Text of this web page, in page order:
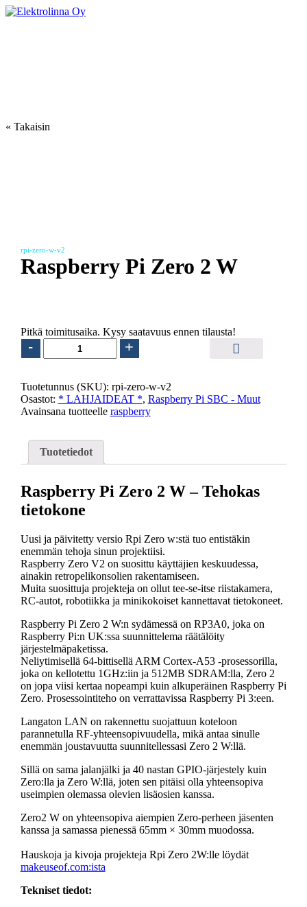
Skip
« Takaisin
rpi-zero-w-v2
Raspberry Pi Zero 2 W
Pitkä toimitusaika. Kysy saatavuus ennen tilausta!
-
Pi
2
W
määrä
+
Tuotetunnus (SKU): rpi-zero-w-v2
Osastot: * LAHJAIDEAT *, Raspberry Pi SBC - Muut
Avainsana tuotteelle raspberry
Tuotetiedot
Raspberry Pi Zero 2 W – Tehokas
tietokone
Uusi ja päivitetty versio Rpi Zero w:stä tuo entistäkin
enemmän tehoja sinun projektiisi.
Raspberry Zero V2 on suosittu käyttäjien keskuudessa,
ainakin retropelikonsolien rakentamiseen.
Muita suosittuja projekteja on ollut tee-se-itse riistakamera,
RC-autot, robotiikka ja minikokoiset kannettavat tietokoneet.
Raspberry Pi Zero 2 W:n sydämessä on RP3A0, joka on
Raspberry Pi:n UK:ssa suunnittelema räätälöity
järjestelmäpaketissa.
Neliytimisellä 64-bittisellä ARM Cortex-A53 -prosessorilla,
joka on kellotettu 1GHz:iin ja 512MB SDRAM:lla, Zero 2
on jopa viisi kertaa nopeampi kuin alkuperäinen Raspberry Pi
Zero. Prosessointiteho on verrattavissa Raspberry Pi 3:een.
Langaton LAN on rakennettu suojattuun koteloon
parannetulla RF-yhteensopivuudella, mikä antaa sinulle
enemmän joustavuutta suunnitellessasi Zero 2 W:llä.
Sillä on sama jalanjälki ja 40 nastan GPIO-järjestely kuin
Zero:lla ja Zero W:llä, joten sen pitäisi olla yhteensopiva
useimpien olemassa olevien lisäosien kanssa.
Zero2 W on yhteensopiva aiempien Zero-perheen jäsenten
kanssa ja samassa pienessä 65mm × 30mm muodossa.
Hauskoja ja kivoja projekteja Rpi Zero 2W:lle löydät
makeuseof.com:ista
Tekniset tiedot: